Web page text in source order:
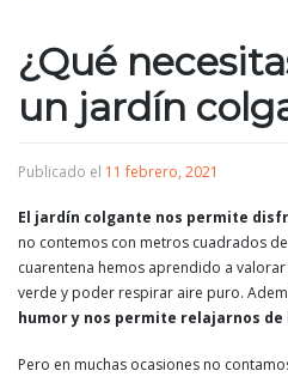
¿Qué
un jardín
Publicado el 11 febrero, 2021
El jardín colgante nos permite
no contemos con metros cuadrados
cuarentena hemos aprendido a
verde y poder respirar aire puro.
humor y nos permite relajarnos
Pero en muchas ocasiones no